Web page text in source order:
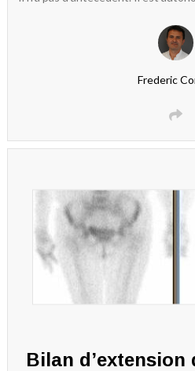
Frederic
Bilan d’extension